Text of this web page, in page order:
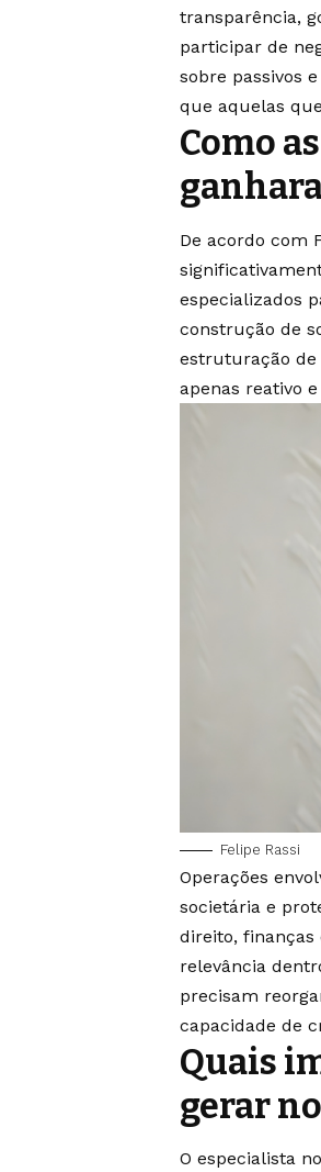
transparência,
participar de
sobre passivos
que aquelas
Como
De acordo com
especializados
construção de
estruturação de
apenas reativo
Felipe Rassi
Operações
societária e
direito, finanças
relevância
precisam
capacidade de
Quais
gerar
O especialista